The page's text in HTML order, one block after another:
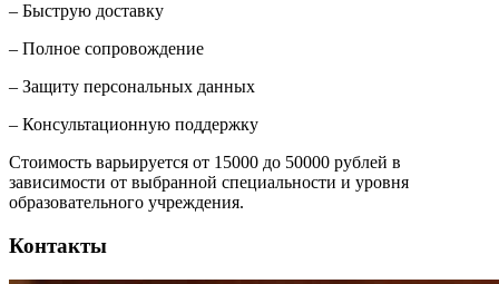
– Быструю доставку
– Полное сопровождение
– Защиту персональных данных
– Консультационную поддержку
Стоимость варьируется от 15000 до 50000 рублей в
зависимости от выбранной специальности и уровня
образовательного учреждения.
Контакты